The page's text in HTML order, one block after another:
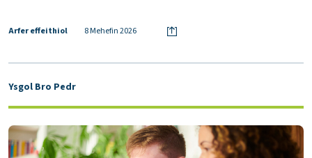
Arfer effeithiol 8 Mehefin 2026
Ysgol Bro Pedr